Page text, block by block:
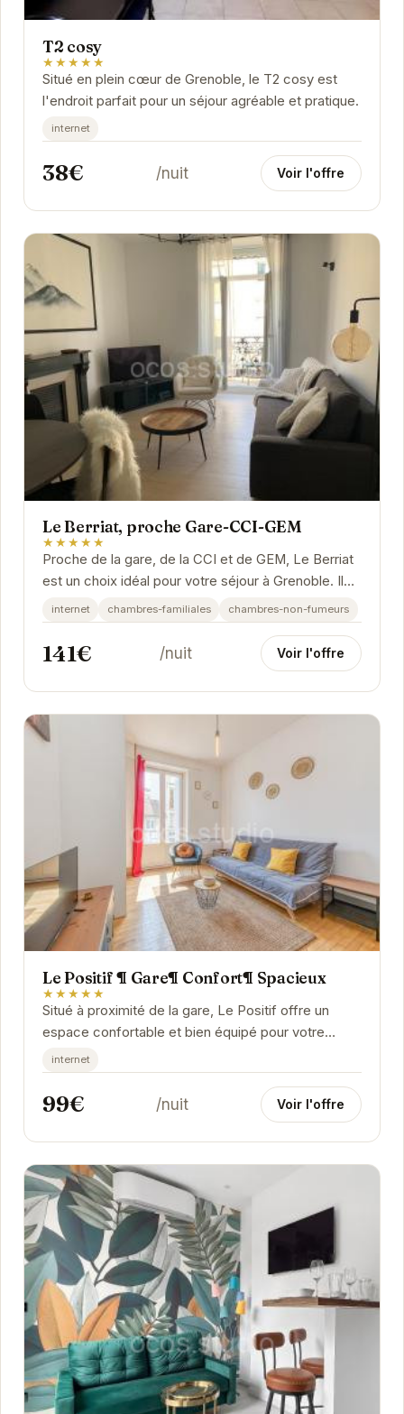
T2 cosy
★★★★★
Situé en plein cœur de Grenoble, le T2 cosy est
l'endroit parfait pour un séjour agréable et pratique.
internet
38€ /nuit Voir l'offre
Le Berriat, proche Gare-CCI-GEM
★★★★★
Proche de la gare, de la CCI et de GEM, Le Berriat
est un choix idéal pour votre séjour à Grenoble. Il
offre un environnement confortable et...
internet chambres-familiales chambres-non-fumeurs
141€ /nuit Voir l'offre
Le Positif ¶ Gare¶ Confort¶ Spacieux
★★★★★
Situé à proximité de la gare, Le Positif offre un
espace confortable et bien équipé pour votre
séjour à Grenoble.
internet
99€ /nuit Voir l'offre